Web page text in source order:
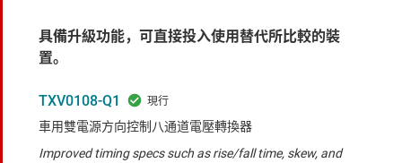
具備升級功能，可直接投入使用替代所比較的裝
置。
TXV0108-Q1
車用雙電源方向控制八通道電壓轉換器
Improved timing specs such as rise/fall time, skew, and